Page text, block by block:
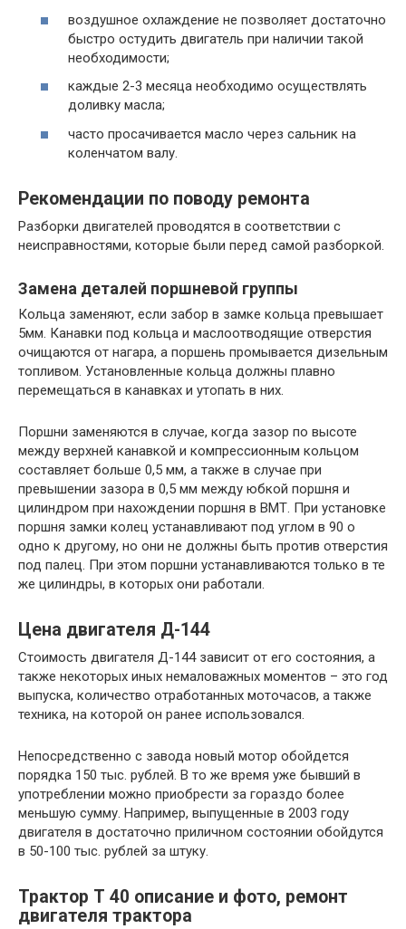
воздушное охлаждение не позволяет достаточно
быстро остудить двигатель при наличии такой
необходимости;
каждые 2-3 месяца необходимо осуществлять
доливку масла;
часто просачивается масло через сальник на
коленчатом валу.
Рекомендации по поводу ремонта
Разборки двигателей проводятся в соответствии с
неисправностями, которые были перед самой разборкой.
Замена деталей поршневой группы
Кольца заменяют, если забор в замке кольца превышает
5мм. Канавки под кольца и маслоотводящие отверстия
очищаются от нагара, а поршень промывается дизельным
топливом. Установленные кольца должны плавно
перемещаться в канавках и утопать в них.
Поршни заменяются в случае, когда зазор по высоте
между верхней канавкой и компрессионным кольцом
составляет больше 0,5 мм, а также в случае при
превышении зазора в 0,5 мм между юбкой поршня и
цилиндром при нахождении поршня в ВМТ. При установке
поршня замки колец устанавливают под углом в 90 о
одно к другому, но они не должны быть против отверстия
под палец. При этом поршни устанавливаются только в те
же цилиндры, в которых они работали.
Цена двигателя Д-144
Стоимость двигателя Д-144 зависит от его состояния, а
также некоторых иных немаловажных моментов – это год
выпуска, количество отработанных моточасов, а также
техника, на которой он ранее использовался.
Непосредственно с завода новый мотор обойдется
порядка 150 тыс. рублей. В то же время уже бывший в
употреблении можно приобрести за гораздо более
меньшую сумму. Например, выпущенные в 2003 году
двигателя в достаточно приличном состоянии обойдутся
в 50-100 тыс. рублей за штуку.
Трактор Т 40 описание и фото, ремонт
двигателя трактора